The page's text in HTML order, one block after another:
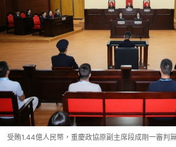
受賄1.44億人民幣，重慶政協原副主席段成剛一審判